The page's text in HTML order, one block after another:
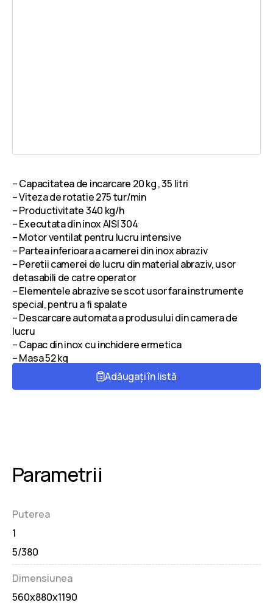
– Capacitatea de incarcare 20 kg , 35 litri
– Viteza de rotatie 275 tur/min
– Productivitate 340 kg/h
– Executata din inox AISI 304
– Motor ventilat pentru lucru intensive
– Partea inferioara a camerei din inox abraziv
– Peretii camerei de lucru din material abraziv, usor
detasabili de catre operator
– Elementele abrazive se scot usor fara instrumente
special, pentru a fi spalate
– Descarcare automata a produsului din camera de
lucru
– Capac din inox cu inchidere ermetica
– Masa 52 kg
Adăugați în listă
Parametrii
Puterea
1
5/380
Dimensiunea
560x880x1190